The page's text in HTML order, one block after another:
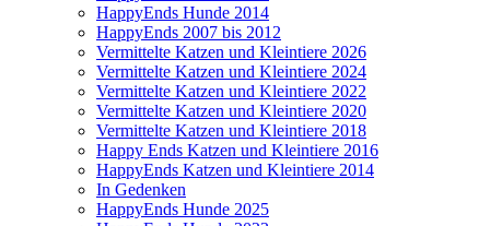
HappyEnds Hunde 2014
HappyEnds 2007 bis 2012
Vermittelte Katzen und Kleintiere 2026
Vermittelte Katzen und Kleintiere 2024
Vermittelte Katzen und Kleintiere 2022
Vermittelte Katzen und Kleintiere 2020
Vermittelte Katzen und Kleintiere 2018
Happy Ends Katzen und Kleintiere 2016
HappyEnds Katzen und Kleintiere 2014
In Gedenken
HappyEnds Hunde 2025